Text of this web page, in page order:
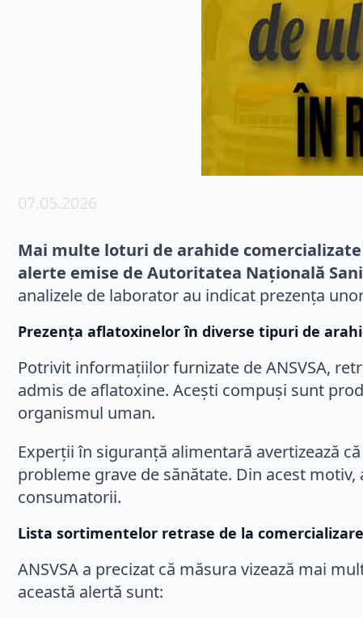
07.05.2026
Mai multe loturi de arahide
alerte emise de Autoritatea Națională
analizele de laborator au indicat prezența
Prezența aflatoxinelor în diverse tipuri de
Potrivit informațiilor furnizate de ANSVSA,
admis de aflatoxine. Acești compuși sunt
organismul uman.
Experții în siguranță alimentară avertizează
probleme grave de sănătate. Din acest
consumatorii.
Lista sortimentelor retrase de la comercializare
ANSVSA a precizat că măsura vizează mai
această alertă sunt: